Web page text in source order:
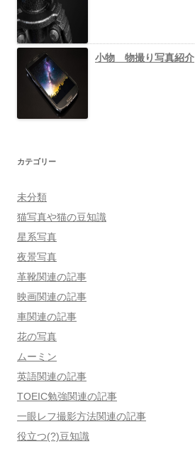
小物 物撮り写真紹介
カテゴリー
未分類
猫写真や猫の豆知識
星系写真
夜景写真
革靴関連の記事
映画関連の記事
車関連の記事
花の写真
ムーミン
英語関連の記事
TOEIC勉強関連の記事
一眼レフ撮影方法関連の記事
役立つ(?)豆知識